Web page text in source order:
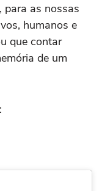
para as nossas
humanos e
que contar
de um